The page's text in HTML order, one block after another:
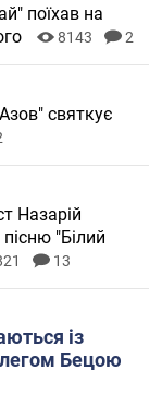
поїхав на
8143 2
святкує
Назарій
"Білий
13
із
Бецою